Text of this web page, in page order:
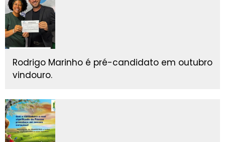
Rodrigo Marinho é pré-candidato em outubro
vindouro.